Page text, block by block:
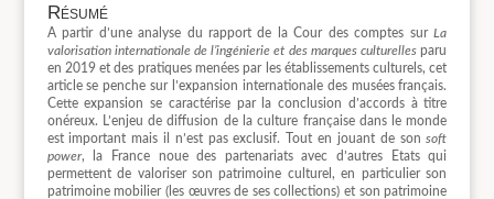
Résumé
A partir d’une analyse du rapport de la Cour des comptes surLa
valorisation internationale de l’ingénierie et des marques culturellesparu
en 2019 et des pratiques menées par les établissements culturels, cet
article se penche sur l’expansion internationale des musées français.
Cette expansion se caractérise par la conclusion d’accords à titre
onéreux. L’enjeu de diffusion de la culture française dans le monde
est important mais il n’est pas exclusif. Tout en jouant de sonsoft
power, la France noue des partenariats avec d’autres Etats qui
permettent de valoriser son patrimoine culturel, en particulier son
patrimoine mobilier (les œuvres de ses collections) et son patrimoine